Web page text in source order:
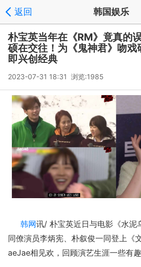
返回 韩国娱乐
朴宝英当年在《RM》竟真的
硕在交往！为《鬼神君》吻戏
即兴创经典
2023-07-31 18:31 浏览:1985
韩网讯/ 朴宝英近日与电影《水泥
同僚演员李炳宪、朴叙俊一同登上《
aeJae相见欢，回顾演艺生涯一些有趣